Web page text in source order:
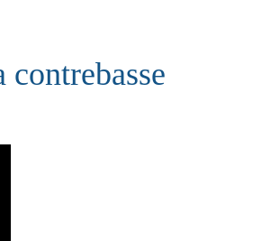
contrebasse